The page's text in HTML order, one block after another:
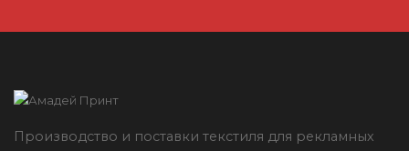
Производство и поставки текстиля для рекламных